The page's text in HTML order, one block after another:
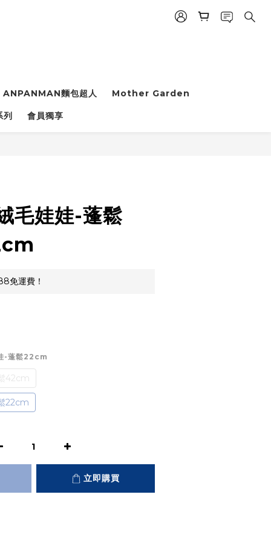
ANPANMAN麵包超人 Mother Garden
會員獨享
毛娃娃-蓬鬆
免運費！
-蓬鬆22cm
42cm
22cm
立即購買